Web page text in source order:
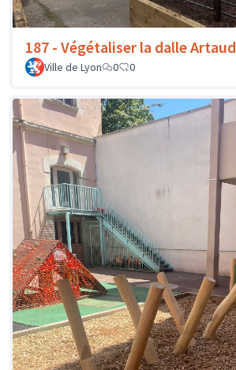
187 - Végétaliser la dalle Artaud
Ville de Lyon
0 0